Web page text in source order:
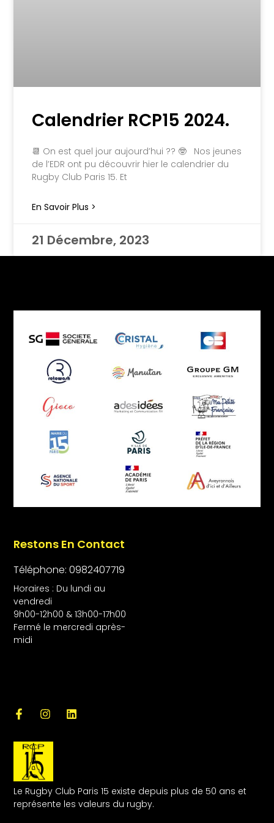
Calendrier RCP15 2024.
📆 On est quel jour aujourd’hui ?? 🤓 Nos jeunes
de l’EDR ont pu découvrir hier le calendrier du
Rugby Club Paris 15. Et
En Savoir Plus >
21 Décembre, 2023
Le Rugby Club Paris 15 existe depuis plus de 50 ans et
représente les valeurs du rugby.
Restons En Contact
Téléphone: 0982407719
Horaires : Du lundi au
vendredi
9h00-12h00 & 13h00-17h00
Fermé le mercredi après-
midi